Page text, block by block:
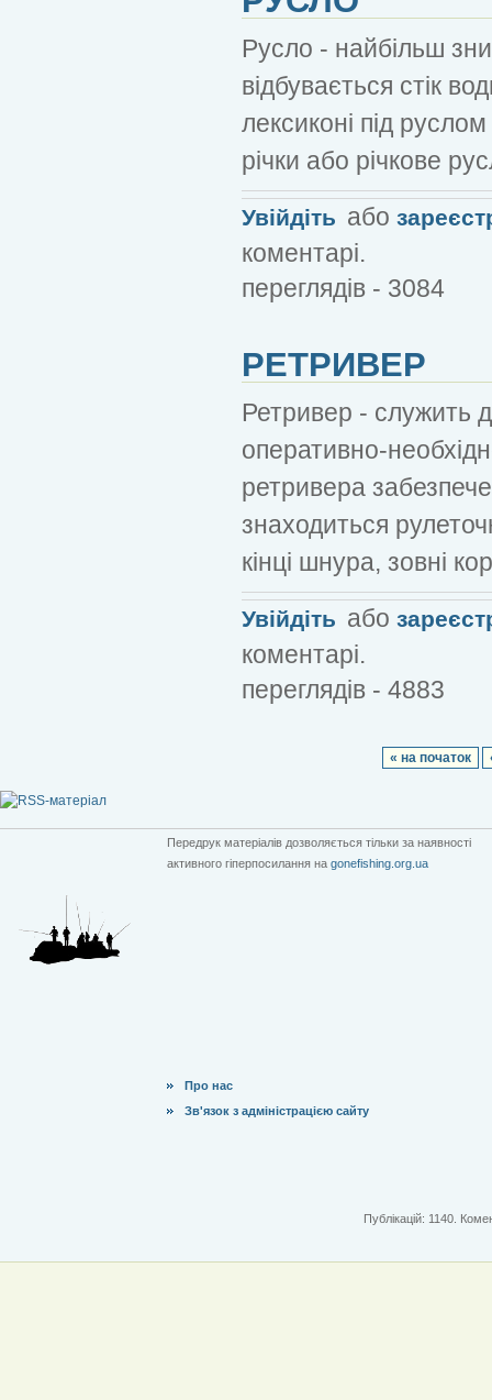
Русло - найбільш
відбувається стік
лексиконі під
річки або річкове
Увійдіть або
коментарі.
переглядів - 3084
РЕТРИВЕР
Ретривер - служить
оперативно-
ретривера
знаходиться
кінці шнура, зовні
Увійдіть або
коментарі.
переглядів - 4883
« на початок
Передрук матеріалів дозволяється тільки за наявності
активного гіперпосилання на gonefishing.org.ua
Про нас
Зв'язок з адміністрацією сайту
Публікацій: 1140.